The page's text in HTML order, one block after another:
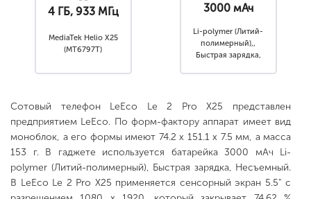
4 ГБ, 933 МГц
MediaTek Helio X25
(MT6797T)
3000 мАч
Li-polymer (Литий-
полимерный),,
Быстрая зарядка,
Сотовый телефон LeEco Le 2 Pro X25 представлен
предприятием LeEco. По форм-фактору аппарат имеет вид
моноблок, а его формы имеют 74.2 x 151.1 x 7.5 мм, а масса
153 г. В гаджете используется батарейка 3000 мАч Li-
polymer (Литий-полимерный), Быстрая зарядка, Несъемный.
В LeEco Le 2 Pro X25 применяется сенсорный экран 5.5" с